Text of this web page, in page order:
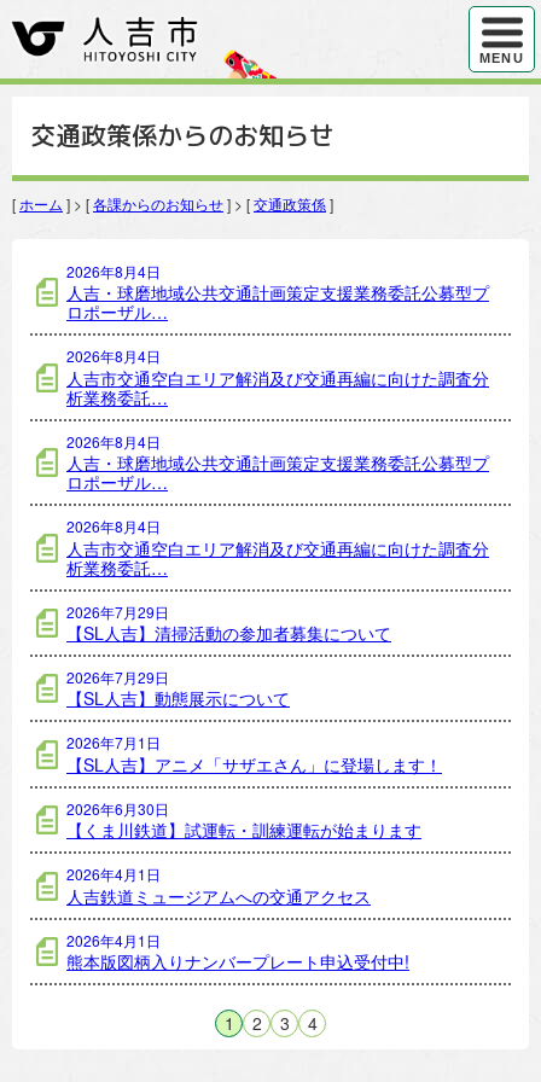
ハンバ
MENU
交通政策係からのお知らせ
[ ホーム ] > [各課からのお知らせ] > [交通政策係]
交通政策係の記事一覧
2026年8月4日
人吉・球磨地域公共交通計画策定支援業務委託公募型プ
ロポーザル…
2026年8月4日
人吉市交通空白エリア解消及び交通再編に向けた調査分
析業務委託…
2026年8月4日
人吉・球磨地域公共交通計画策定支援業務委託公募型プ
ロポーザル…
2026年8月4日
人吉市交通空白エリア解消及び交通再編に向けた調査分
析業務委託…
2026年7月29日
【SL人吉】清掃活動の参加者募集について
2026年7月29日
【SL人吉】動態展示について
2026年7月1日
【SL人吉】アニメ「サザエさん」に登場します！
2026年6月30日
【くま川鉄道】試運転・訓練運転が始まります
2026年4月1日
人吉鉄道ミュージアムへの交通アクセス
2026年4月1日
熊本版図柄入りナンバープレート申込受付中!
1 2 3 4